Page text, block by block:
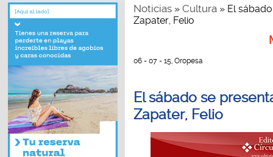
Noticias» Cultura» El sábado
Zapater, Felio
06 - 07 - 15, Oropesa
El sábado se
Zapater, Felio